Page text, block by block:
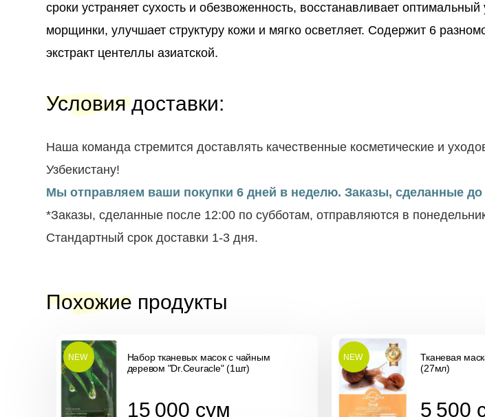
сроки устраняет сухость и обезвоженность, восстанавливает
морщинки, улучшает структуру кожи и мягко осветляет. Содержит 6
экстракт центеллы азиатской.
Условия доставки:
Наша команда стремится доставлять качественные косметические и
Узбекистану!
Мы отправляем ваши покупки 6 дней в неделю. Заказы, сделанные до
*Заказы, сделанные после 12:00 по субботам, отправляются в
Стандартный срок доставки 1-3 дня.
Похожие продукты
Набор тканевых масок с чайным
деревом "Dr.Ceuracle" (1шт)
15 000 сум
NEW
Тканевая
(27мл)
5 500
NEW